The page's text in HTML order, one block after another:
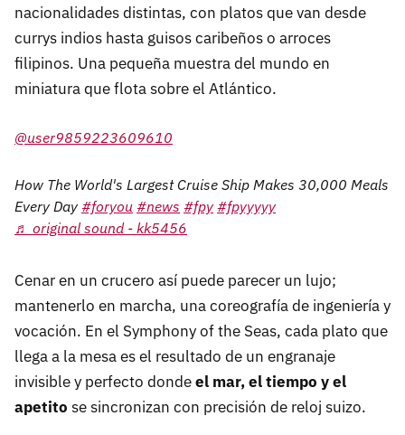
nacionalidades distintas, con platos que van desde
currys indios hasta guisos caribeños o arroces
filipinos. Una pequeña muestra del mundo en
miniatura que flota sobre el Atlántico.
@user9859223609610
How The World's Largest Cruise Ship Makes 30,000 Meals
Every Day #foryou #news #fpy #fpyyyyy
♬ original sound - kk5456
Cenar en un crucero así puede parecer un lujo;
mantenerlo en marcha, una coreografía de ingeniería y
vocación. En el Symphony of the Seas, cada plato que
llega a la mesa es el resultado de un engranaje
invisible y perfecto dondeel mar, el tiempo y el
apetito se sincronizan con precisión de reloj suizo.